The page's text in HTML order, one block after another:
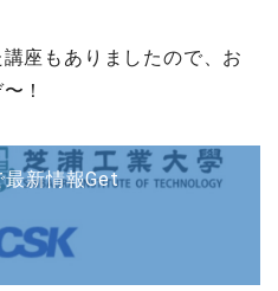
座もありましたので、お
！
最新情報Get